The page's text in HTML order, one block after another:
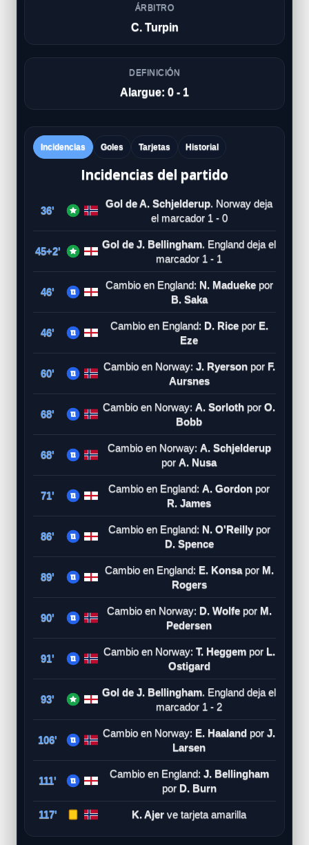
ÁRBITRO
C. Turpin
DEFINICIÓN
Alargue: 0 - 1
Incidencias Goles Tarjetas Historial
Incidencias del partido
36'
Gol de A. Schjelderup. Norway deja
el marcador 1 - 0
45+2'
Gol de J. Bellingham. England deja el
marcador 1 - 1
46'
Cambio en England: N. Maduekepor
B. Saka
46'
Cambio en England: D. Ricepor E.
Eze
60'
Cambio en Norway: J. Ryersonpor F.
Aursnes
68'
Cambio en Norway: A. Sorloth por O.
Bobb
68'
Cambio en Norway: A. Schjelderup
por A. Nusa
71'
Cambio en England: A. Gordon por
R. James
86'
Cambio en England: N. O'Reillypor
D. Spence
89'
Cambio en England: E. Konsapor M.
Rogers
90'
Cambio en Norway: D. Wolfepor M.
Pedersen
91'
Cambio en Norway: T. Heggempor L.
Ostigard
93'
Gol de J. Bellingham. England deja el
marcador 1 - 2
106'
Cambio en Norway: E. Haaland por J.
Larsen
111'
Cambio en England: J. Bellingham
por D. Burn
117' K. Ajer ve tarjeta amarilla